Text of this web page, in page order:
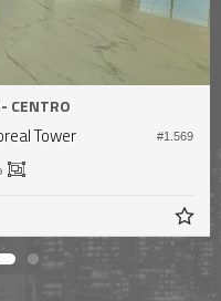
#864
-CENTRO
Tower
0